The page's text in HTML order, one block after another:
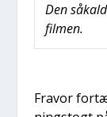
Den
fil­men.
Fra­vor